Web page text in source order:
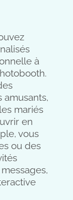
à
amusants,
mariés
en
vous
ou des